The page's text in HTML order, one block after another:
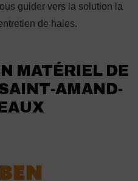
guider vers la solution la
de haies.
MATÉRIEL DE
AMAND-